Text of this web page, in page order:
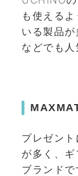
も使えるよ
いる製品
などでも人
プレゼン
が多く、
ブランド